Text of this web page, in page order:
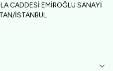
CADDESİ EMİROĞLU SANAYİ
İSTANBUL